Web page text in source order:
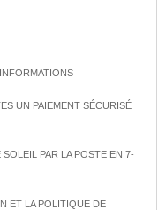
UN PAIEMENT SÉCURISÉ
PAR LA POSTE EN 7-
ET LA POLITIQUE DE